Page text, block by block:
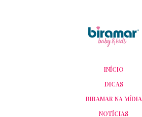
INÍCIO
DICAS
BIRAMAR NA MÍDIA
NOTÍCIAS